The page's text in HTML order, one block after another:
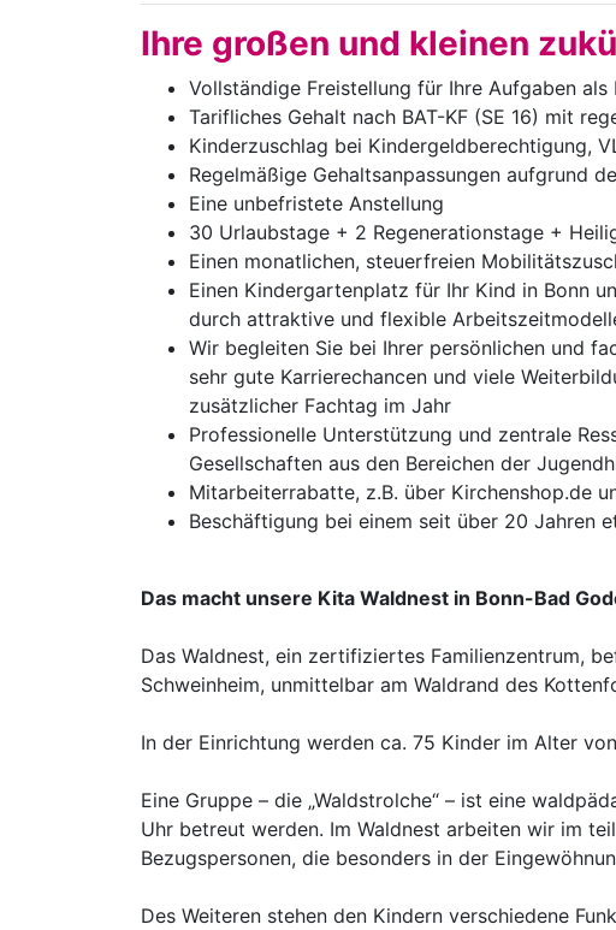
Ihre großen und kleinen
Vollständige Freistellung für Ihre Aufgaben als
Tarifliches Gehalt nach BAT-KF (SE 16) mit
Kinderzuschlag bei Kindergeldberechtigung,
Regelmäßige Gehaltsanpassungen aufgrund
Eine unbefristete Anstellung
30 Urlaubstage + 2 Regenerationstage +
Einen monatlichen, steuerfreien
Einen Kindergartenplatz für Ihr Kind in Bonn
durch attraktive und flexible
Wir begleiten Sie bei Ihrer persönlichen und
sehr gute Karrierechancen und viele
zusätzlicher Fachtag im Jahr
Professionelle Unterstützung und zentrale
Gesellschaften aus den Bereichen der
Mitarbeiterrabatte, z.B. über Kirchenshop.de
Beschäftigung bei einem seit über 20 Jahren
Das macht unsere Kita Waldnest in Bonn-Bad
Das Waldnest, ein zertifiziertes Familienzentrum,
Schweinheim, unmittelbar am Waldrand des
In der Einrichtung werden ca. 75 Kinder im Alter
Eine Gruppe – die „Waldstrolche“ – ist eine
Uhr betreut werden. Im Waldnest arbeiten wir im
Bezugspersonen, die besonders in der
Des Weiteren stehen den Kindern verschiedene